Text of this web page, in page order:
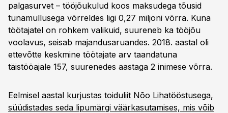
palgasurvet – tööjõukulud koos maksudega tõusid
tunamullusega võrreldes ligi 0,27 miljoni võrra. Kuna
töötajatel on rohkem valikuid, suureneb ka tööjõu
voolavus, seisab majandusaruandes. 2018. aastal oli
ettevõtte keskmine töötajate arv taandatuna
täistööajale 157, suurenedes aastaga 2 inimese võrra.
Eelmisel aastal kurjustas toiduliit Nõo Lihatööstusega,
süüdistades seda lipumärgi väärkasutamises, mis võib